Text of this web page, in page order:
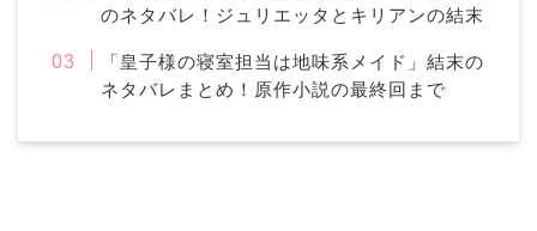
のネタバレ！ジュリエッタとキリアンの結末
「皇子様の寝室担当は地味系メイド」結末の
ネタバレまとめ！原作小説の最終回まで